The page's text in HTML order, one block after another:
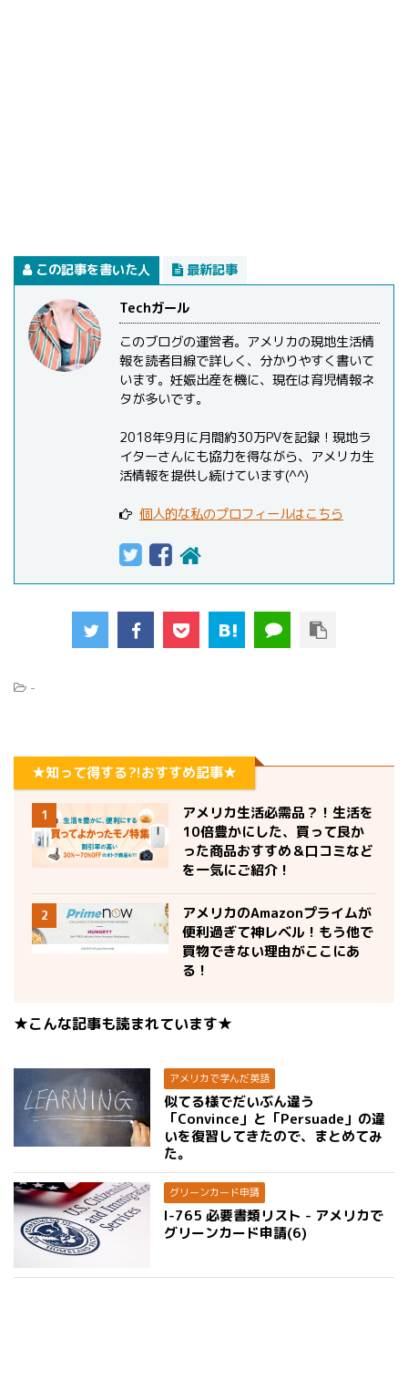
この記事を書いた人 最新記事
Techガール
このブログの運営者。アメリカの現地生活情
報を読者目線で詳しく、分かりやすく書いて
います。妊娠出産を機に、現在は育児情報ネ
タが多いです。
2018年9月に月間約30万PVを記録！現地ラ
イターさんにも協力を得ながら、アメリカ生
活情報を提供し続けています(^^)
個人的な私のプロフィールはこちら
-
★知って得する?!おすすめ記事★
1
アメリカ生活必需品？！生活を
10倍豊かにした、買って良か
った商品おすすめ＆口コミなど
を一気にご紹介！
2
アメリカのAmazonプライムが
便利過ぎて神レベル！もう他で
買物できない理由がここにあ
る！
★こんな記事も読まれています★
アメリカで学んだ英語
似てる様でだいぶん違う
「Convince」と「Persuade」の違
いを復習してきたので、まとめてみ
た。
グリーンカード申請
I-765 必要書類リスト - アメリカで
グリーンカード申請(6)